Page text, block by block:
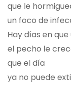
que le
un foco de
Hay días en
el pecho le
que el día
ya no puede